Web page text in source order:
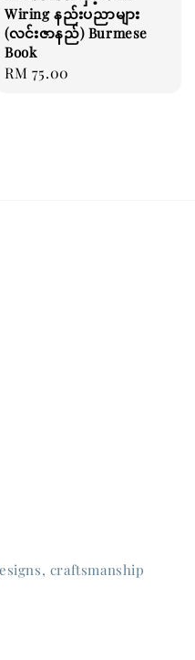
Wiring နည်းပညာများ
(လင်းဇာနည်) Burmese
Book
Regular
RM 75.00
craftsmanship